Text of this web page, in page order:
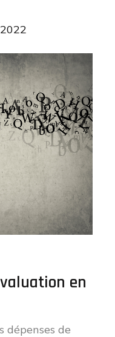
en
dépenses de